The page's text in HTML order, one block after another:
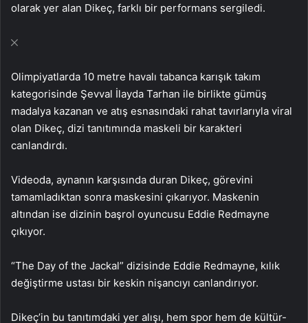
olarak yer alan Dikeç, farklı bir performans sergiledi.
Olimpiyatlarda 10 metre havalı tabanca karışık takım
kategorisinde Şevval İlayda Tarhan ile birlikte gümüş
madalya kazanan ve atış esnasındaki rahat tavırlarıyla viral
olan Dikeç, dizi tanıtımında maskeli bir karakteri
canlandırdı.
Videoda, aynanın karşısında duran Dikeç, görevini
tamamladıktan sonra maskesini çıkarıyor. Maskenin
altından ise dizinin başrol oyuncusu Eddie Redmayne
çıkıyor.
“The Day of the Jackal” dizisinde Eddie Redmayne, kılık
değiştirme ustası bir keskin nişancıyı canlandırıyor.
Dikeç’in bu tanıtımdaki yer alışı, hem spor hem de kültür-